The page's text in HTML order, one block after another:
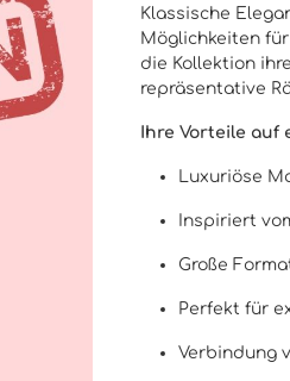
Klassische
Möglichkeiten
die Kollektion
repräsentative
Ihre Vorteile auf
Luxuriöse
Inspiriert
Große
Perfekt für
Verbindung